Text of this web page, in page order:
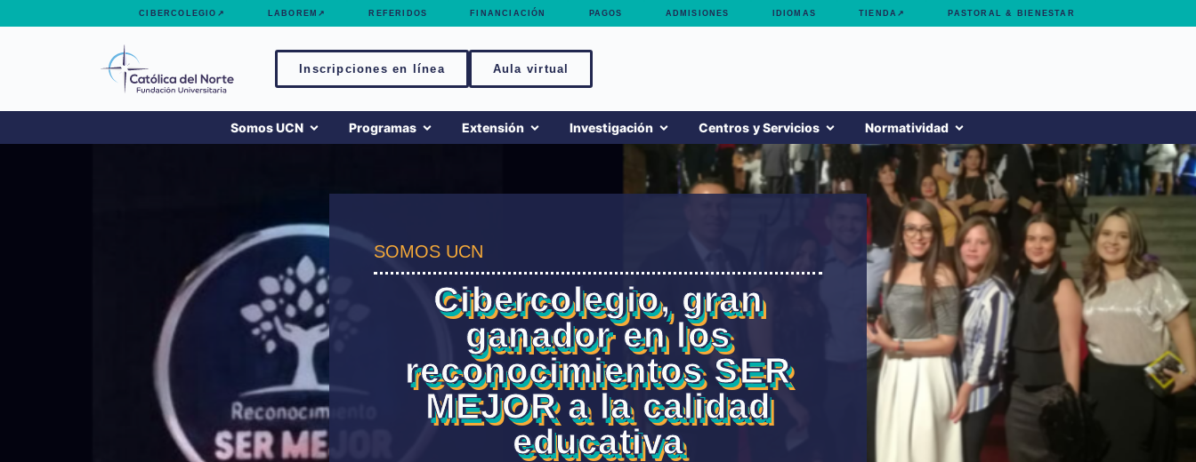
CIBERCOLEGIO↗ LABOREM↗ REFERIDOS FINANCIACIÓN PAGOS ADMISIONES IDIOMAS TIENDA↗ PASTORAL & BIENESTAR
Inscripciones en línea Aula virtual
Somos UCN Programas Extensión Investigación Centros y Servicios Normatividad
SOMOS UCN
Cibercolegio, gran
ganador en los
reconocimientos SER
MEJOR a la calidad
educativa